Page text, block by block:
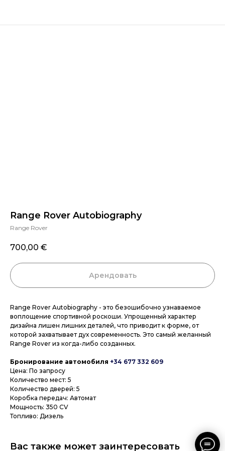
Range Rover Autobiography
Range Rover
700,00 €
Арендовать
Range Rover Autobiography - это безошибочно узнаваемое
воплощение спортивной роскоши. Упрощенный характер
дизайна лишен лишних деталей, что приводит к форме, от
которой захватывает дух современность. Это самый желанный
Range Rover из когда-либо созданных.
Бронирование автомобиля +34 677 332 609
Цена: По запросу
Количество мест: 5
Количество дверей: 5
Коробка передач: Автомат
Мощность: 350 CV
Топливо: Дизель
Вас также может заинтересовать